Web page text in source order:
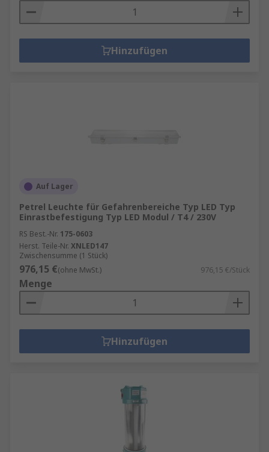
Hinzufügen
Auf Lager
Petrel Leuchte für Gefahrenbereiche Typ LED Typ
Einrastbefestigung Typ LED Modul / T4 / 230V
RS Best.-Nr. 175-0603
Herst. Teile-Nr. XNLED147
Zwischensumme (1 Stück)
976,15 €(ohne MwSt.) 976,15 €/Stück
Menge
Hinzufügen